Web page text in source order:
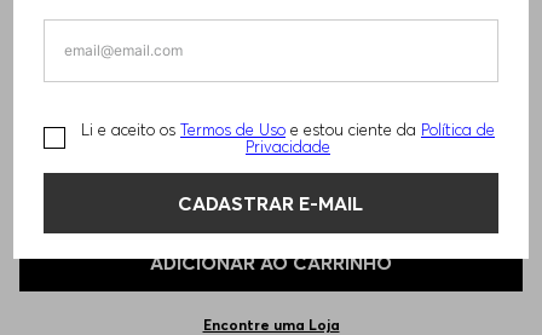
Li e aceito os Termos de Uso e estou ciente da Política de
Privacidade
CADASTRAR E-MAIL
1.750,00 R$ 880,00
TAMANHO -37 Informações do Tamanho
Qual o seu Tamanho? Tabela de Tamanhos
Apenas
tabela de medidas.
ADICIONAR AO CARRINHO
Encontre uma Loja